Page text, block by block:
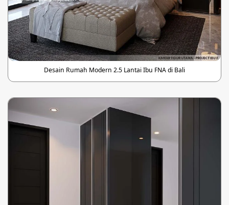
Desain Rumah Modern 2.5 Lantai Ibu FNA di Bali